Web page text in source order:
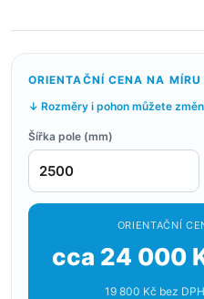
ORIENTAČNÍ CENA NA MÍRU
↓ Rozměry i pohon můžete
Šířka pole (mm)
ORIENTAČNÍ
cca 24 000
19 800 Kč bez